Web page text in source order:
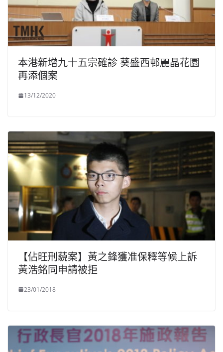
本港新增九十五宗確診 葵盛西邨麗晶花園
再添個案
13/12/2020
【佔旺刑藐案】黃之鋒獲准保釋等候上訴
黃浩銘同申請被拒
23/01/2018